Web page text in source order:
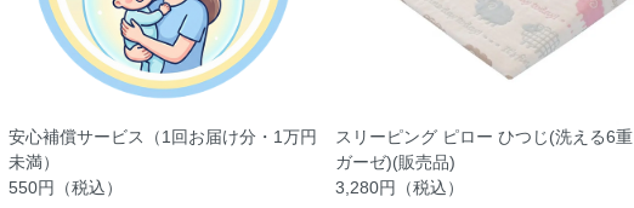
安心補償サービス（1回お届け分・1万円
未満）
550円（税込）
スリーピング ピロー ひつじ(洗える6重
ガーゼ)(販売品)
3,280円（税込）